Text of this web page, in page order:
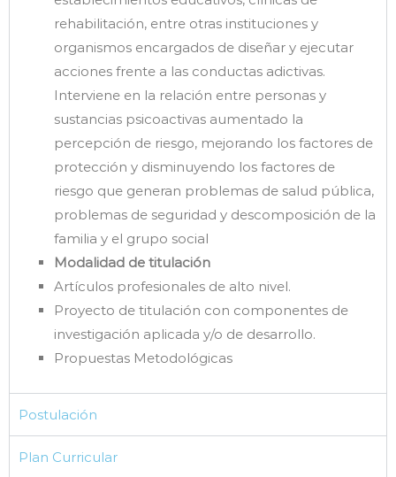
rehabilitación, entre otras instituciones y
organismos encargados de diseñar y ejecutar
acciones frente a las conductas adictivas.
Interviene en la relación entre personas y
sustancias psicoactivas aumentado la
percepción de riesgo, mejorando los factores de
protección y disminuyendo los factores de
riesgo que generan problemas de salud pública,
problemas de seguridad y descomposición de la
familia y el grupo social
Modalidad de titulación
Artículos profesionales de alto nivel.
Proyecto de titulación con componentes de
investigación aplicada y/o de desarrollo.
Propuestas Metodológicas
Postulación
Plan Curricular